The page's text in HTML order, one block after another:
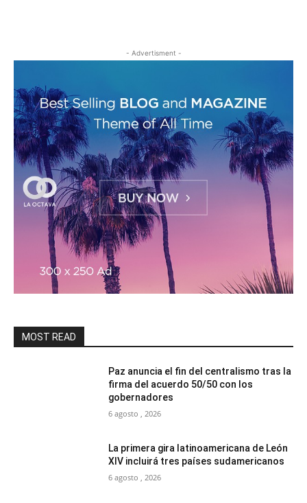
- Advertisment -
MOST READ
Paz anuncia el fin del centralismo tras la
firma del acuerdo 50/50 con los
gobernadores
6 agosto , 2026
La primera gira latinoamericana de León
XIV incluirá tres países sudamericanos
6 agosto , 2026